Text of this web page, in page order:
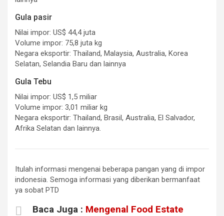
Gula pasir
Nilai impor: US$ 44,4 juta
Volume impor: 75,8 juta kg
Negara eksportir: Thailand, Malaysia, Australia, Korea
Selatan, Selandia Baru dan lainnya
Gula Tebu
Nilai impor: US$ 1,5 miliar
Volume impor: 3,01 miliar kg
Negara eksportir: Thailand, Brasil, Australia, El Salvador,
Afrika Selatan dan lainnya.
Itulah informasi mengenai beberapa pangan yang di impor
indonesia. Semoga informasi yang diberikan bermanfaat
ya sobat PTD
Baca Juga : Mengenal Food Estate